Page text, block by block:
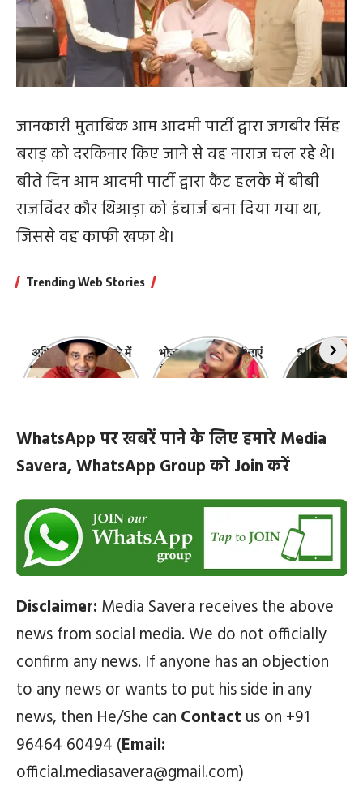
जानकारी मुताबिक आम आदमी पार्टी द्वारा जगबीर सिंह
बराड़ को दरकिनार किए जाने से वह नाराज चल रहे थे।
बीते दिन आम आदमी पार्टी द्वारा कैंट हलके में बीबी
राजविंदर कौर थिआड़ा को इंचार्ज बना दिया गया था,
जिससे वह काफी खफा थे।
Trending Web Stories
अभिनेता धर्मेंद्र के बारे में
10 रोचक बातें, जिनके बारे
भोजपुरी की ये 10 हसीनाएं
हैं सबसे खूबसूरत | top-
Shefali
‘कांटा लगा
WhatsApp पर खबरें पाने के लिए हमारे Media
Savera, WhatsApp Group को Join करें
Disclaimer: Media Savera receives the above
news from social media. We do not officially
confirm any news. If anyone has an objection
to any news or wants to put his side in any
news, then He/She can Contact us on +91
96464 60494 (Email:
official.mediasavera@gmail.com)